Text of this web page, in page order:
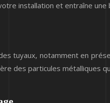
installation et entraîne
tuyaux, notamment en
des particules métalliques